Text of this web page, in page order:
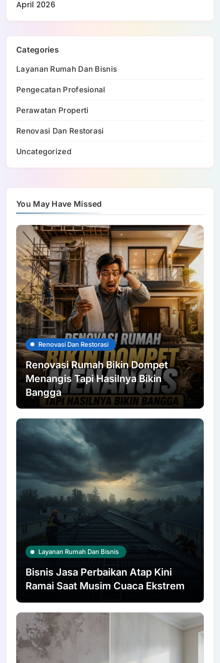
April 2026
Categories
Layanan Rumah Dan Bisnis
Pengecatan Profesional
Perawatan Properti
Renovasi Dan Restorasi
Uncategorized
You May Have Missed
Renovasi Dan Restorasi
Renovasi Rumah Bikin Dompet
Menangis Tapi Hasilnya Bikin
Bangga
Layanan Rumah Dan Bisnis
Bisnis Jasa Perbaikan Atap Kini
Ramai Saat Musim Cuaca Ekstrem